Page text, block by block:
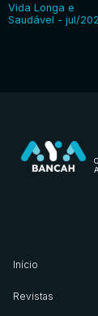
Vida Longa e
Saudável - jul/
O
Início
Revistas